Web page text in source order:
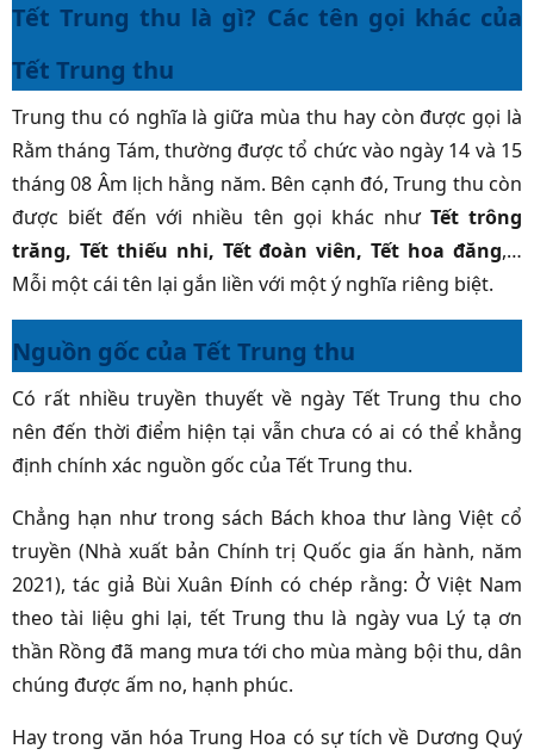
Tết Trung thu là gì? Các tên gọi khác của
Tết Trung thu
Trung thu có nghĩa là giữa mùa thu hay còn được gọi là
Rằm tháng Tám, thường được tổ chức vào ngày 14 và 15
tháng 08 Âm lịch hằng năm. Bên cạnh đó, Trung thu còn
được biết đến với nhiều tên gọi khác như Tết trông
trăng, Tết thiếu nhi, Tết đoàn viên, Tết hoa đăng,…
Mỗi một cái tên lại gắn liền với một ý nghĩa riêng biệt.
Nguồn gốc của Tết Trung thu
Có rất nhiều truyền thuyết về ngày Tết Trung thu cho
nên đến thời điểm hiện tại vẫn chưa có ai có thể khẳng
định chính xác nguồn gốc của Tết Trung thu.
Chẳng hạn như trong sách Bách khoa thư làng Việt cổ
truyền (Nhà xuất bản Chính trị Quốc gia ấn hành, năm
2021), tác giả Bùi Xuân Đính có chép rằng: Ở Việt Nam
theo tài liệu ghi lại, tết Trung thu là ngày vua Lý tạ ơn
thần Rồng đã mang mưa tới cho mùa màng bội thu, dân
chúng được ấm no, hạnh phúc.
Hay trong văn hóa Trung Hoa có sự tích về Dương Quý